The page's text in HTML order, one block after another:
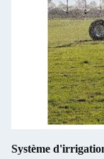
Système